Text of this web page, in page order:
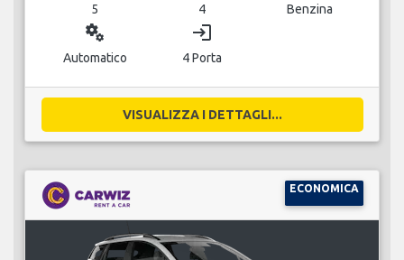
5 4 Benzina
miscellaneous_services
Automatico
login
4 Porta
VISUALIZZA I DETTAGLI...
ECONOMICA